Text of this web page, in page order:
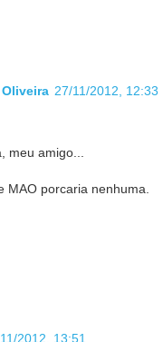
27/11/2012, 12:33
meu amigo...
MAO porcaria nenhuma.
2012, 13:51